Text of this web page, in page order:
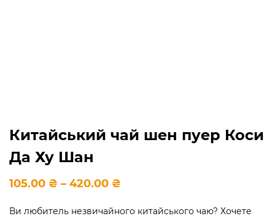
Китайський чай шен пуер Коси
Да Ху Шан
105.00 ₴ – 420.00 ₴
Діапазон
від
Ви любитель незвичайного китайського чаю? Хочете